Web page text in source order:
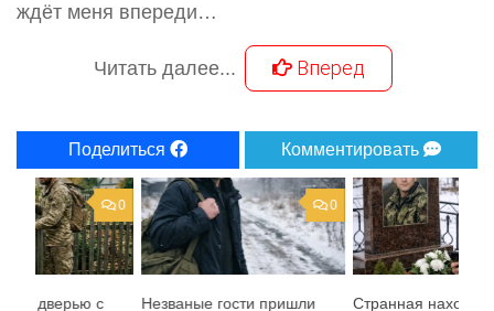
ждёт меня впереди…
Читать далее... Вперед
Поделиться Комментировать
0
Незваные гости пришли
Странная находка
0
дверью с